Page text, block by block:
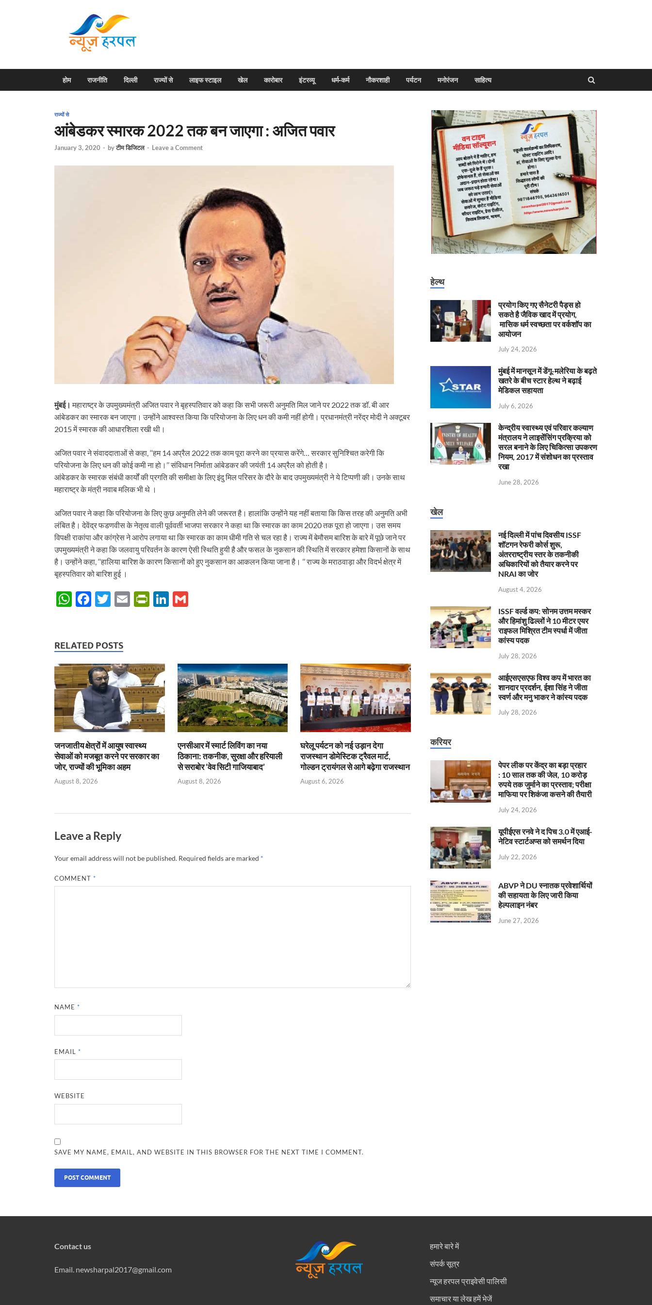
होम राजनीति दिल्ली राज्यों से लाइफ स्टाइल खेल कारोबार इंटरव्यू धर्म-कर्म नौकरशाही पर्यटन मनोरंजन साहित्य
राज्यों से
आंबेडकर स्मारक 2022 तक बन जाएगा : अजित पवार
January 3, 2020 - byटीम डिजिटल - Leave a Comment
मुंबई। महाराष्ट्र के उपमुख्यमंत्री अजित पवार ने बृहस्पतिवार को कहा कि सभी जरूरी अनुमति मिल जाने पर 2022 तक डॉ. बी आर
आंबेडकर का स्मारक बन जाएगा। उन्होंने आश्वस्त किया कि परियोजना के लिए धन की कमी नहीं होगी। प्रधानमंत्री नरेंद्र मोदी ने अक्टूबर
2015 में स्मारक की आधारशिला रखी थी।
अजित पवार ने संवाददाताओं से कहा, ‘‘हम 14 अप्रैल 2022 तक काम पूरा करने का प्रयास करेंगे… सरकार सुनिश्चित करेगी कि
परियोजना के लिए धन की कोई कमी ना हो।’’ संविधान निर्माता आंबेडकर की जयंती 14 अप्रैल को होती है।
आंबेडकर के स्मारक संबंधी कार्यों की प्रगति की समीक्षा के लिए इंदु मिल परिसर के दौरे के बाद उपमुख्यमंत्री ने ये टिप्पणी की। उनके साथ
महाराष्ट्र के मंत्री नवाब मलिक भी थे ।
अजित पवार ने कहा कि परियोजना के लिए कुछ अनुमति लेने की जरूरत है। हालांकि उन्होंने यह नहीं बताया कि किस तरह की अनुमति अभी
लंबित है। देवेंद्र फडणवीस के नेतृत्व वाली पूर्ववर्ती भाजपा सरकार ने कहा था कि स्मारक का काम 2020 तक पूरा हो जाएगा। उस समय
विपक्षी राकांपा और कांग्रेस ने आरोप लगाया था कि स्मारक का काम धीमी गति से चल रहा है। राज्य में बेमौसम बारिश के बारे में पूछे जाने पर
उपमुख्यमंत्री ने कहा कि जलवायु परिवर्तन के कारण ऐसी स्थिति हुयी है और फसल के नुकसान की स्थिति में सरकार हमेशा किसानों के साथ
है। उन्होंने कहा, ‘‘हालिया बारिश के कारण किसानों को हुए नुकसान का आकलन किया जाना है। ’’ राज्य के मराठवाड़ा और विदर्भ क्षेत्र में
बृहस्पतिवार को बारिश हुई ।
W
s
A
p
p
F
b
o
o
k
T
er
E
P
ie
n
dl
y
Li
dI
RELATED POSTS
जनजातीय क्षेत्रों में आयुष स्वास्थ्य
सेवाओं को मजबूत करने पर सरकार का
जोर, राज्यों की भूमिका अहम
August 8, 2026
एनसीआर में स्मार्ट लिविंग का नया
ठिकाना: तकनीक, सुरक्षा और हरियाली
से सराबोर ‘वेव सिटी गाजियाबाद’
August 8, 2026
घरेलू पर्यटन को नई उड़ान देगा
राजस्थान डोमेस्टिक ट्रैवल मार्ट,
गोल्डन ट्रायंगल से आगे बढ़ेगा राजस्थान
August 6, 2026
Leave a Reply
Your email address will not be published. Required fields are marked *
COMMENT *
NAME *
EMAIL *
WEBSITE
SAVE MY NAME, EMAIL, AND WEBSITE IN THIS BROWSER FOR THE NEXT TIME I COMMENT.
हेल्थ
प्रयोग किए गए सैनेटरी पैड्स हो
सकते है जैविक खाद में प्रयोग,
मासिक धर्म स्वच्छता पर वर्कशॉप का
आयोजन
July 24, 2026
मुंबई में मानसून में डेंगू-मलेरिया के बढ़ते
खतरे के बीच स्टार हेल्थ ने बढ़ाई
मेडिकल सहायता
July 6, 2026
केन्‍द्रीय स्वास्थ्य एवं परिवार कल्याण
मंत्रालय ने लाइसेंसिंग प्रक्रिया को
सरल बनाने के लिए चिकित्सा उपकरण
नियम, 2017 में संशोधन का प्रस्ताव
रखा
June 28, 2026
खेल
नई दिल्ली में पांच दिवसीय ISSF
शॉटगन रेफरी कोर्स शुरू,
अंतरराष्ट्रीय स्तर के तकनीकी
अधिकारियों को तैयार करने पर
NRAI का जोर
August 4, 2026
ISSF वर्ल्ड कप: सोनम उत्तम मस्कर
और हिमांशु ढिल्लों ने 10 मीटर एयर
राइफल मिश्रित टीम स्पर्धा में जीता
कांस्य पदक
July 28, 2026
आईएसएसएफ विश्व कप में भारत का
शानदार प्रदर्शन, ईशा सिंह ने जीता
स्वर्ण और मनु भाकर ने कांस्य पदक
July 28, 2026
करियर
पेपर लीक पर केंद्र का बड़ा प्रहार
: 10 साल तक की जेल, 10 करोड़
रुपये तक जुर्माने का प्रस्ताव; परीक्षा
माफिया पर शिकंजा कसने की तैयारी
July 24, 2026
यूपीईएस रनवे ने द पिच 3.0 में एआई-
नेटिव स्टार्टअप्स को समर्थन दिया
July 22, 2026
ABVP ने DU स्नातक प्रवेशार्थियों
की सहायता के लिए जारी किया
हेल्पलाइन नंबर
June 27, 2026
Contact us
Email. newsharpal2017@gmail.com
हमारे बारे में
संपर्क सूत्र
न्यूज हरपल प्राइवेसी पालिसी
समाचार या लेख हमें भेजें